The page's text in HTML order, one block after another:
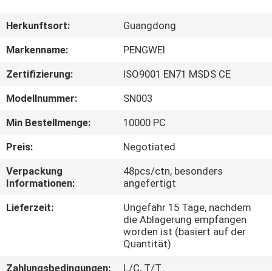
ÜBER
FABRIK
TOUR
QUALITÄTSKONTROLLE
KONTAKT
Herkunftsort:
Guangdong
Markenname:
PENGWEI
Zertifizierung:
ISO9001 EN71 MSDS CE
Modellnummer:
SN003
Min Bestellmenge:
10000 PC
Preis:
Negotiated
Verpackung
Informationen:
48pcs/ctn, besonders
angefertigt
Lieferzeit:
Ungefähr 15 Tage, nachdem
die Ablagerung empfangen
worden ist (basiert auf der
Quantität)
Zahlungsbedingungen:
L/C, T/T